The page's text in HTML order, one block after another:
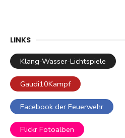
LINKS
Klang-Wasser-Lichtspiele
Gaudi10Kampf
Facebook der Feuerwehr
Flickr Fotoalben